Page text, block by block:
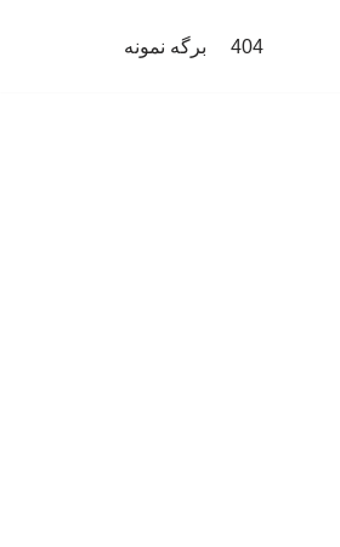
404 برگه نمونه